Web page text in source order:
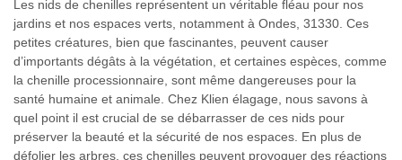
Les nids de chenilles représentent un véritable fléau pour nos
jardins et nos espaces verts, notamment à Ondes, 31330. Ces
petites créatures, bien que fascinantes, peuvent causer
d’importants dégâts à la végétation, et certaines espèces, comme
la chenille processionnaire, sont même dangereuses pour la
santé humaine et animale. Chez Klien élagage, nous savons à
quel point il est crucial de se débarrasser de ces nids pour
préserver la beauté et la sécurité de nos espaces. En plus de
défolier les arbres, ces chenilles peuvent provoquer des réactions